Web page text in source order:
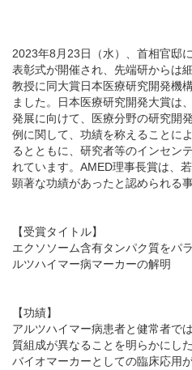
2023年8月23日（水）、首相官邸
表彰式が開催され、先端研からは
教授に同大賞日本医療研究開発機
ました。日本医療研究開発大賞は
発展に向けて、医療分野の研究開
例に関して、功績を称えることに
るとともに、研究者等のインセン
れています。AMED理事長賞は、
顕著な功績があったと認められる
【受賞タイトル】
エクソソーム含有タンパク質をパ
ルツハイマー病マーカーの解明
【功績】
アルツハイマー病患者と健常者で
質組成が異なることを明らかにし
バイオマーカーとしての臨床応用